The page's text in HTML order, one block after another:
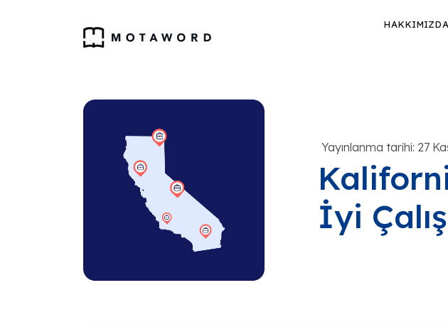
HAKKIMIZDA
Yayınlanma tarihi: 27
İyi